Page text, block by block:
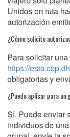
Unidos en ruta
autorización
¿Cómo solicito
Para solicitar
https://
obligatorias y
¿Puedo aplicar para un
Sí. Puede enviar
individuos de